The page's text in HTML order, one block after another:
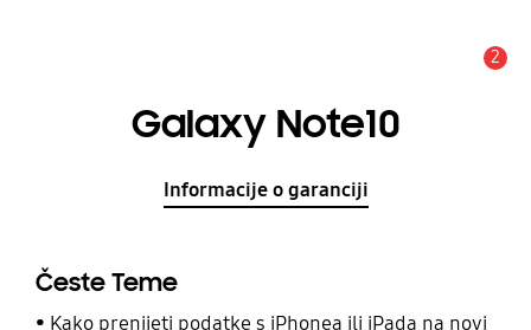
2
Galaxy Note10
Informacije o garanciji
Česte Teme
Kako prenijeti podatke s iPhonea ili iPada na novi